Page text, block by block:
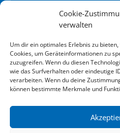
Cookie-
verwalten
Um dir ein optimales Erlebnis zu
Cookies, um Geräteinformationen zu
zuzugreifen. Wenn du diesen
wie das Surfverhalten oder eindeutige
verarbeiten. Wenn du deine
können bestimmte Merkmale und
zum